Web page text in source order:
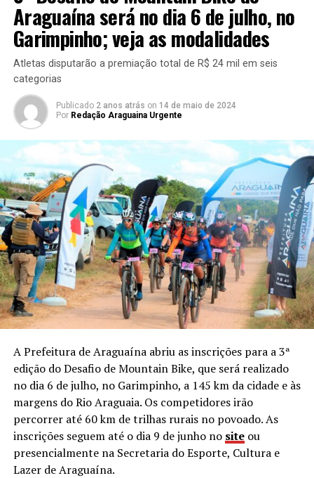
Araguaína será no dia 6 de julho, no
Garimpinho; veja as modalidades
Atletas disputarão a premiação total de R$ 24 mil em seis
categorias
Publicado 2 anos atrás on 14 de maio de 2024
Por Redação Araguaina Urgente
A Prefeitura de Araguaína abriu as inscrições para a 3ª
edição do Desafio de Mountain Bike, que será realizado
no dia 6 de julho, no Garimpinho, a 145 km da cidade e às
margens do Rio Araguaia. Os competidores irão
percorrer até 60 km de trilhas rurais no povoado. As
inscrições seguem até o dia 9 de junho no site ou
presencialmente na Secretaria do Esporte, Cultura e
Lazer de Araguaína.